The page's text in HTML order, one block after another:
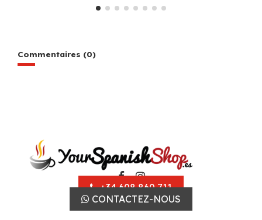
Commentaires (0)
+34 608 860 711
CONTACTEZ-NOUS